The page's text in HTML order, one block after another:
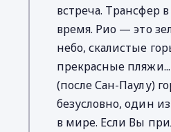
встреча. Трансфер
время. Рио — это
небо, скалистые
прекрасные
(после Сан-Паулу)
безусловно, один
в мире. Если Вы